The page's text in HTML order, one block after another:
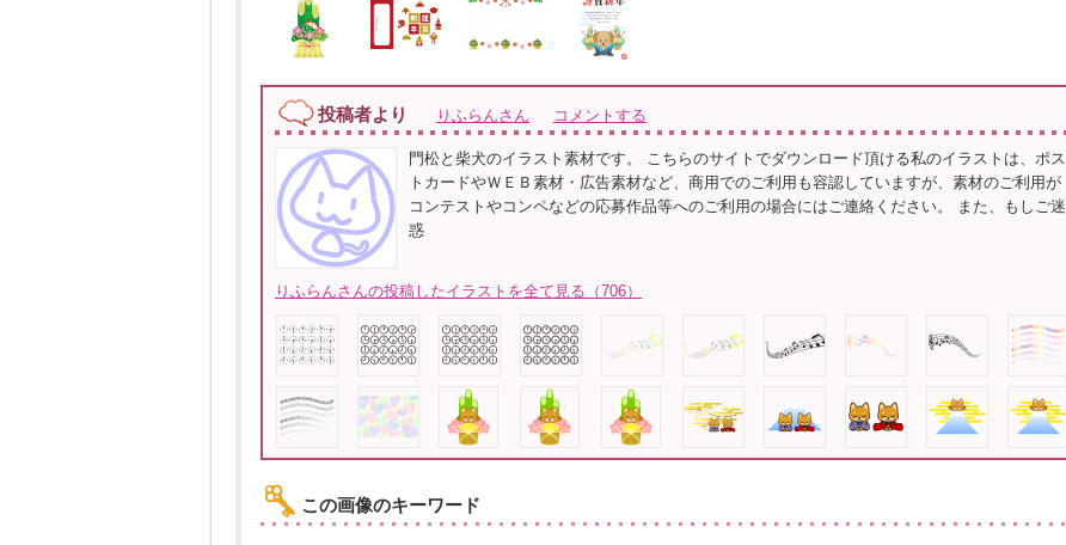
投稿者より りふらんさん コメントする
門松と柴犬のイラスト素材です。 こちらのサイトでダウンロード頂ける私のイラストは、ポス
トカードやＷＥＢ素材・広告素材など、商用でのご利用も容認していますが、素材のご利用が
コンテストやコンペなどの応募作品等へのご利用の場合にはご連絡ください。 また、もしご迷
惑
りふらんさんの投稿したイラストを全て見る（706）
この画像のキーワード